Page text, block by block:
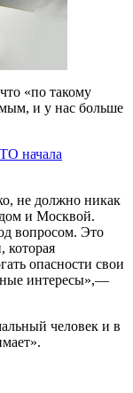
«по такому
и у нас больше
начала
не должно никак
и Москвой.
вопросом. Это
которая
опасности свои
интересы»,—
человек и в